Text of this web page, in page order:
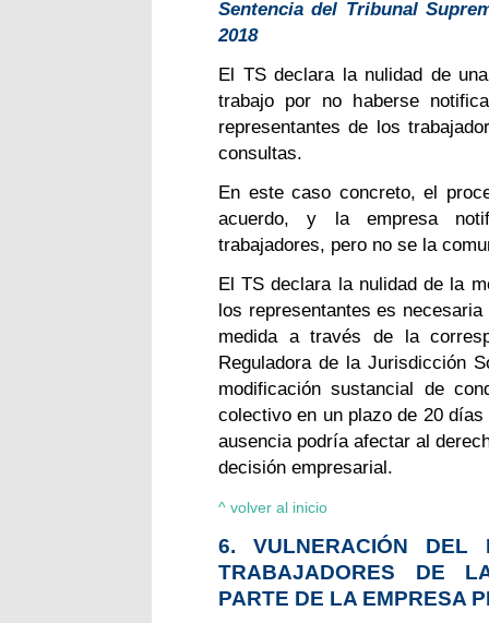
Sentencia del Tribunal
2018
El TS declara la nulidad de
trabajo por no haberse
representantes de los
consultas.
En este caso concreto, el
acuerdo, y la empresa
trabajadores, pero no se la
El TS declara la nulidad de la
los representantes es
medida a través de la
Reguladora de la Jurisdicción
modificación sustancial de
colectivo en un plazo de 20
ausencia podría afectar al
decisión empresarial.
^ volver al inicio
6. VULNERACIÓN DEL
TRABAJADORES DE
PARTE DE LA EMPRESA